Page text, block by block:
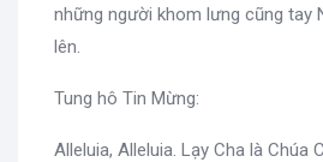
những người khom lưng cũng tay
lên.
Tung hô Tin Mừng:
Alleluia, Alleluia. Lạy Cha là Chúa